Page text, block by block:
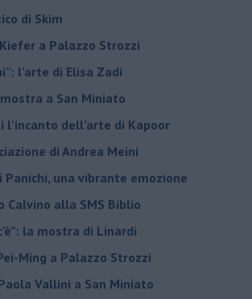
di Skim
a Palazzo Strozzi
l’arte di Elisa Zadi
a San Miniato
l’incanto dell’arte di Kapoor
di Andrea Meini
Panichi, una vibrante emozione
Calvino alla SMS Biblio
la mostra di Linardi
Ming a Palazzo Strozzi
Vallini a San Miniato